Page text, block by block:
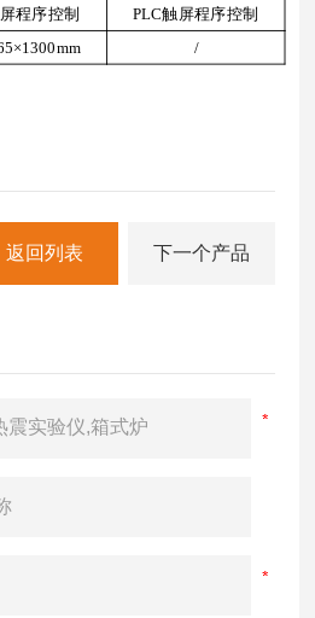
程序控制 PLC触屏程序控制
/
返回列表 下一个产品